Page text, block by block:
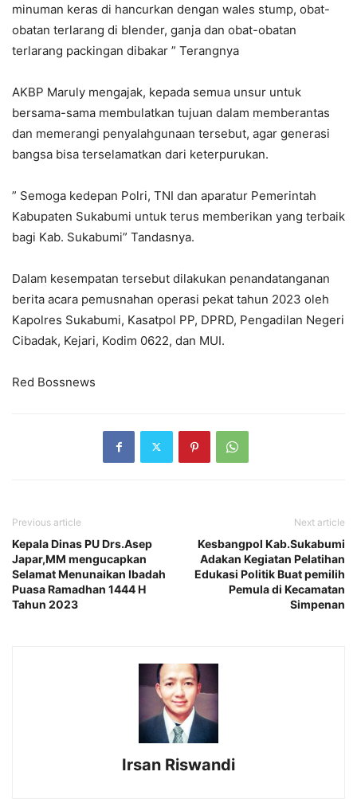
minuman keras di hancurkan dengan wales stump, obat-
obatan terlarang di blender, ganja dan obat-obatan
terlarang packingan dibakar ” Terangnya
AKBP Maruly mengajak, kepada semua unsur untuk
bersama-sama membulatkan tujuan dalam memberantas
dan memerangi penyalahgunaan tersebut, agar generasi
bangsa bisa terselamatkan dari keterpurukan.
” Semoga kedepan Polri, TNI dan aparatur Pemerintah
Kabupaten Sukabumi untuk terus memberikan yang terbaik
bagi Kab. Sukabumi” Tandasnya.
Dalam kesempatan tersebut dilakukan penandatanganan
berita acara pemusnahan operasi pekat tahun 2023 oleh
Kapolres Sukabumi, Kasatpol PP, DPRD, Pengadilan Negeri
Cibadak, Kejari, Kodim 0622, dan MUI.
Red Bossnews
Previous article
Kepala Dinas PU Drs.Asep
Japar,MM mengucapkan
Selamat Menunaikan Ibadah
Puasa Ramadhan 1444 H
Tahun 2023
Next article
Kesbangpol Kab.Sukabumi
Adakan Kegiatan Pelatihan
Edukasi Politik Buat pemilih
Pemula di Kecamatan
Simpenan
Irsan Riswandi